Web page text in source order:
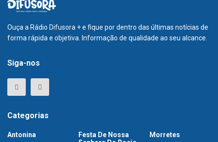
Ouça a Rádio Difusora + e fique por dentro das últimas notícias de
forma rápida e objetiva. Informação de qualidade ao seu alcance.
Siga-nos
Categorias
Antonina
Festa De Nossa
Morretes